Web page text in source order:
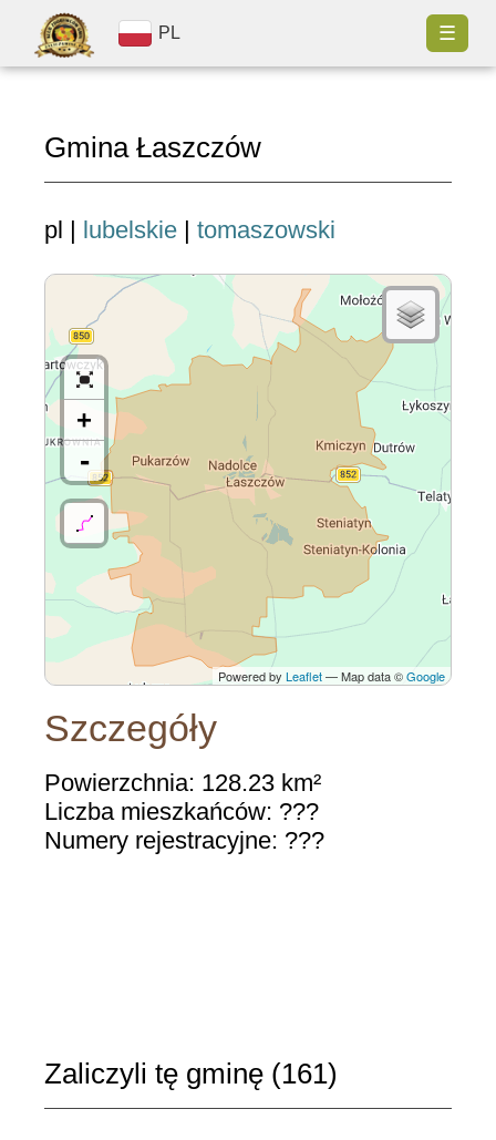
PL ☰
Gmina Łaszczów
pl | lubelskie | tomaszowski
+
-
Powered by Leaflet— Map data ©Google
Szczegóły
Powierzchnia: 128.23 km²
Liczba mieszkańców: ???
Numery rejestracyjne: ???
Zaliczyli tę gminę (161)